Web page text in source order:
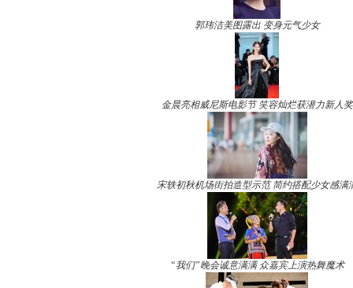
郭玮洁美图露出 变身元气少女
金晨亮相威尼斯电影节 笑容灿烂获潜力新人奖
宋轶初秋机场街拍造型示范 简约搭配少女感满
“我们”晚会诚意满满 众嘉宾上演热舞魔术